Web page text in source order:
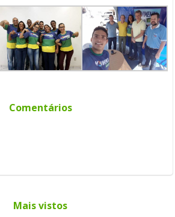
Comentários
Mais vistos